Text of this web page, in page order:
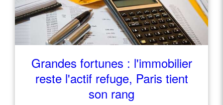
Grandes fortunes : l'immobilier
reste l'actif refuge, Paris tient
son rang